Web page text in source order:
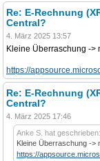
Re: E-Rechnung
Central?
4. März 2025 13:57
Kleine Überraschung ->
https://
Re: E-Rechnung
Central?
4. März 2025 17:46
Anke S. hat geschrieben:
Kleine Überraschung ->
https://